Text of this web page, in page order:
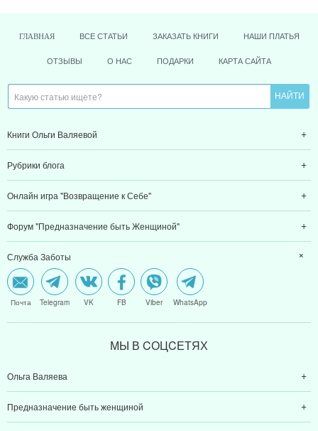
ГЛАВНАЯ ВСЕ СТАТЬИ ЗАКАЗАТЬ КНИГИ НАШИ ПЛАТЬЯ
ОТЗЫВЫ О НАС ПОДАРКИ КАРТА САЙТА
Книги Ольги Валяевой
Рубрики блога
Онлайн игра "Возвращение к Себе"
Форум "Предназначение быть Женщиной"
Служба Заботы
Почта Telegram VK FB Viber WhatsApp
МЫ В CОЦCЕТЯХ
Ольга Валяева
Предназначение быть женщиной